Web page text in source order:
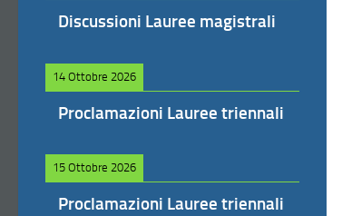
Discussioni Lauree magistrali
14 Ottobre 2026
Proclamazioni Lauree triennali
15 Ottobre 2026
Proclamazioni Lauree triennali